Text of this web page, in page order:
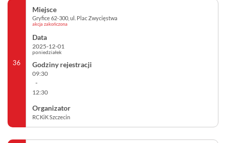
36
Gryfice 62-300, ul. Plac Zwycięstwa
akcja zakończona
2025-12-01
poniedziałek
09:30
-
12:30
RCKiK Szczecin